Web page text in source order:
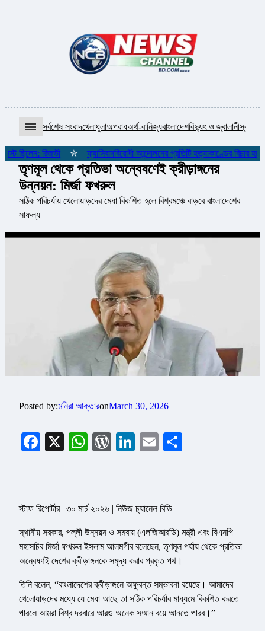
menu সর্বশেষ সংবাদখেলাধুলাঅপরাধঅর্থ-বানিজ্যবাংলাদেশবিদ্যুৎ ও জ্বালানীস্বাস্থ্য
ছিলেন: রিজভী ✮ ফ্যাসিবাদবিরোধী আন্দোলনের প্রতিটি হত্যাকাণ্ডের বিচার হবে:
তৃণমূল থেকে প্রতিভা অন্বেষণেই ক্রীড়াঙ্গনের
উন্নয়ন: মির্জা ফখরুল
সঠিক পরিচর্যায় খেলোয়াড়দের মেধা বিকশিত হলে বিশ্বমঞ্চে বাড়বে বাংলাদেশের
সাফল্য
Posted by:মনিরা আক্তারonMarch 30, 2026
Facebook
X WhatsApp
WordPress
LinkedIn
Email
স্টাফ রিপোর্টার | ৩০ মার্চ ২০২৬ | নিউজ চ্যানেল বিডি
স্থানীয় সরকার, পল্লী উন্নয়ন ও সমবায় (এলজিআরডি) মন্ত্রী এবং বিএনপি
মহাসচিব মির্জা ফখরুল ইসলাম আলমগীর বলেছেন, তৃণমূল পর্যায় থেকে প্রতিভা
অন্বেষণই দেশের ক্রীড়াঙ্গনকে সমৃদ্ধ করার প্রকৃত পথ।
তিনি বলেন, “বাংলাদেশের ক্রীড়াঙ্গনে অফুরন্ত সম্ভাবনা রয়েছে। আমাদের
খেলোয়াড়দের মধ্যে যে মেধা আছে তা সঠিক পরিচর্যার মাধ্যমে বিকশিত করতে
পারলে আমরা বিশ্ব দরবারে আরও অনেক সম্মান বয়ে আনতে পারব।”